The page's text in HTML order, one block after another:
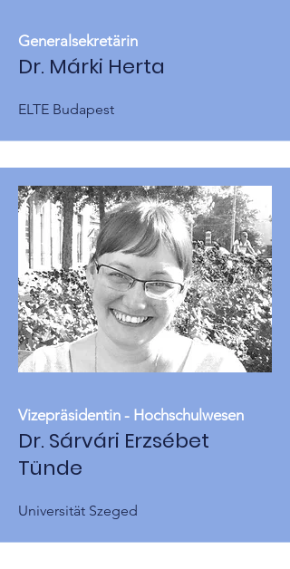
Generalsekretärin
Dr. Márki Herta
ELTE Budapest
Vizepräsidentin - Hochschulwesen
Dr. Sárvári Erzsébet
Tünde
Universität Szeged